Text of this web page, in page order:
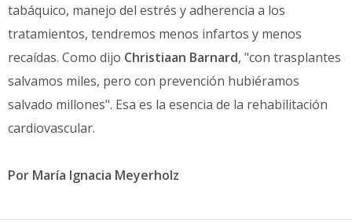
tabáquico, manejo del estrés y adherencia a los
tratamientos, tendremos menos infartos y menos
recaídas. Como dijo Christiaan Barnard, "con trasplantes
salvamos miles, pero con prevención hubiéramos
salvado millones". Esa es la esencia de la rehabilitación
cardiovascular.
Por María Ignacia Meyerholz